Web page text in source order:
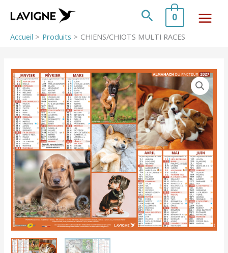
contenu
Rechercher
0
Accueil Produits CHIENS/CHIOTS MULTI RACES